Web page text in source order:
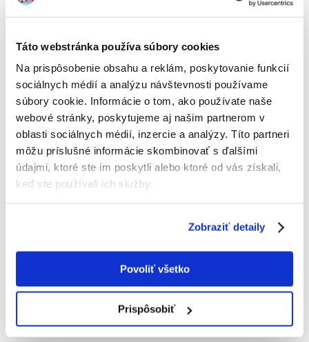
Táto webstránka používa súbory cookies
Na prispôsobenie obsahu a reklám, poskytovanie funkcií
sociálnych médií a analýzu návštevnosti používame
súbory cookie. Informácie o tom, ako používate naše
webové stránky, poskytujeme aj našim partnerom v
oblasti sociálnych médií, inzercie a analýzy. Títo partneri
môžu príslušné informácie skombinovať s ďalšími
údajmi, ktoré ste im poskytli alebo ktoré od vás získali,
keď ste používali ich služby.
Zobraziť detaily
Povoliť všetko
Prispôsobiť
100%
Recommend
100% ZÁKAZNÍCI ODPORÚČAJÚ TENTO PRODUKT
NAPÍSAŤ RECENZIU
Popis
pre dospelé britské krátkosrsté mačky staršie ako 12 mesiacov.
vystavené pravidelnej nadmernej námahe. Vďaka zvýšenému obsahu
taurínu, L-karnitínu, EPA-DHA a antioxidantov navyše krmivo
majú predispozície k ochoreniu srdca. Toto plemeno disponuje
masívnou čeľusťou, takže je granula „Amethyst 12“ špeciálne navrhnutá,
aby uľahčovala uchopenie granúl a podporovala hryzenie aj dentálnu
hygienu.